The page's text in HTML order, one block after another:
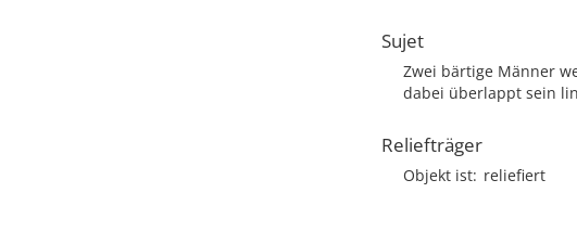
Sujet
Zwei bärtige Männer
dabei überlappt sein
Reliefträger
Objekt ist reliefiert